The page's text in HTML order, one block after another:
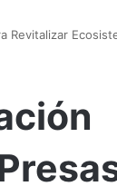
Revitalizar